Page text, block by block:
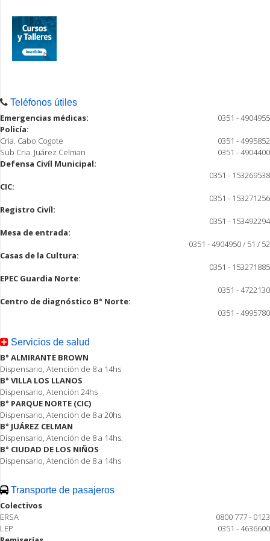
Teléfonos útiles
Emergencias médicas:
0351 - 4904955
Policía:
Cria. Cabo Cogote
0351 - 4995852
Sub Cria. Juárez Celman
0351 - 4904400
Defensa Civíl Municipal:
0351 - 153269538
CIC:
0351 - 153271256
Registro Civíl:
0351 - 153492294
Mesa de entrada:
0351 - 4904950 / 51 / 52
Casas de la Cultura:
0351 - 153271885
EPEC Guardia Norte:
0351 - 4722130
Centro de diagnóstico B° Norte:
0351 - 4995780
Servicios de salud
B° ALMIRANTE BROWN
Dispensario, Atención de 8 a 14hs
B° VILLA LOS LLANOS
Dispensario, Atención 24hs
B° PARQUE NORTE (CIC)
Dispensario, Atención de 8 a 20hs
B° JUÁREZ CELMAN
Dispensario, Atención de 8 a 14hs.
B° CIUDAD DE LOS NIÑOS
Dispensario, Atención de 8 a 14hs
Transporte de pasajeros
Colectivos
ERSA
0800 777 - 0123
LEP
0351 - 4636600